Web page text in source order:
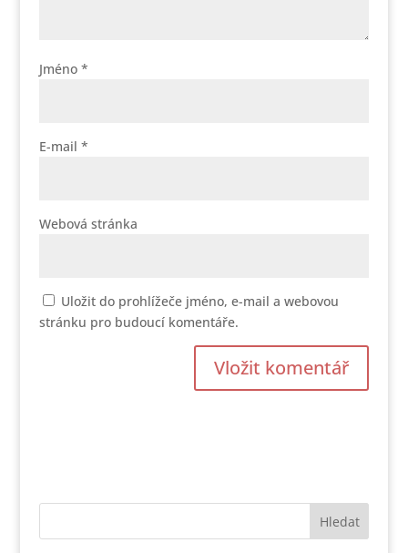
Jméno *
E-mail *
Webová stránka
Uložit do prohlížeče jméno, e-mail a webovou
stránku pro budoucí komentáře.